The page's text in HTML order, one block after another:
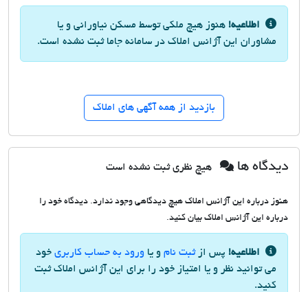
اطلاعیه! هنوز هیچ ملکی توسط مسکن نیاورانی و یا
مشاوران این آژانس املاک در سامانه جاما ثبت نشده است.
بازدید از همه آگهی های املاک
دیدگاه ها هیچ نظری ثبت نشده است
هنوز درباره این آژانس املاک هیچ دیدگاهی وجود ندارد. دیدگاه خود را
درباره این آژانس املاک بیان کنید.
اطلاعیه! پس ازثبت نام و یا ورود به حساب کاربری خود
می توانید نظر و یا امتیاز خود را برای این آژانس املاک ثبت
کنید.